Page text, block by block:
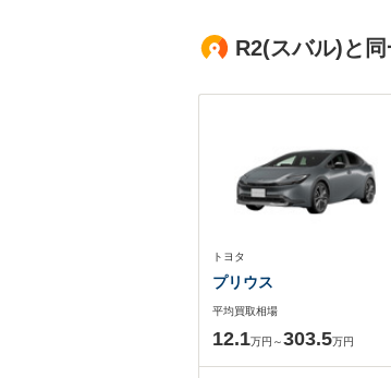
R2(スバル)と
トヨタ
プリウス
平均買取相場
12.1万円～303.5万円